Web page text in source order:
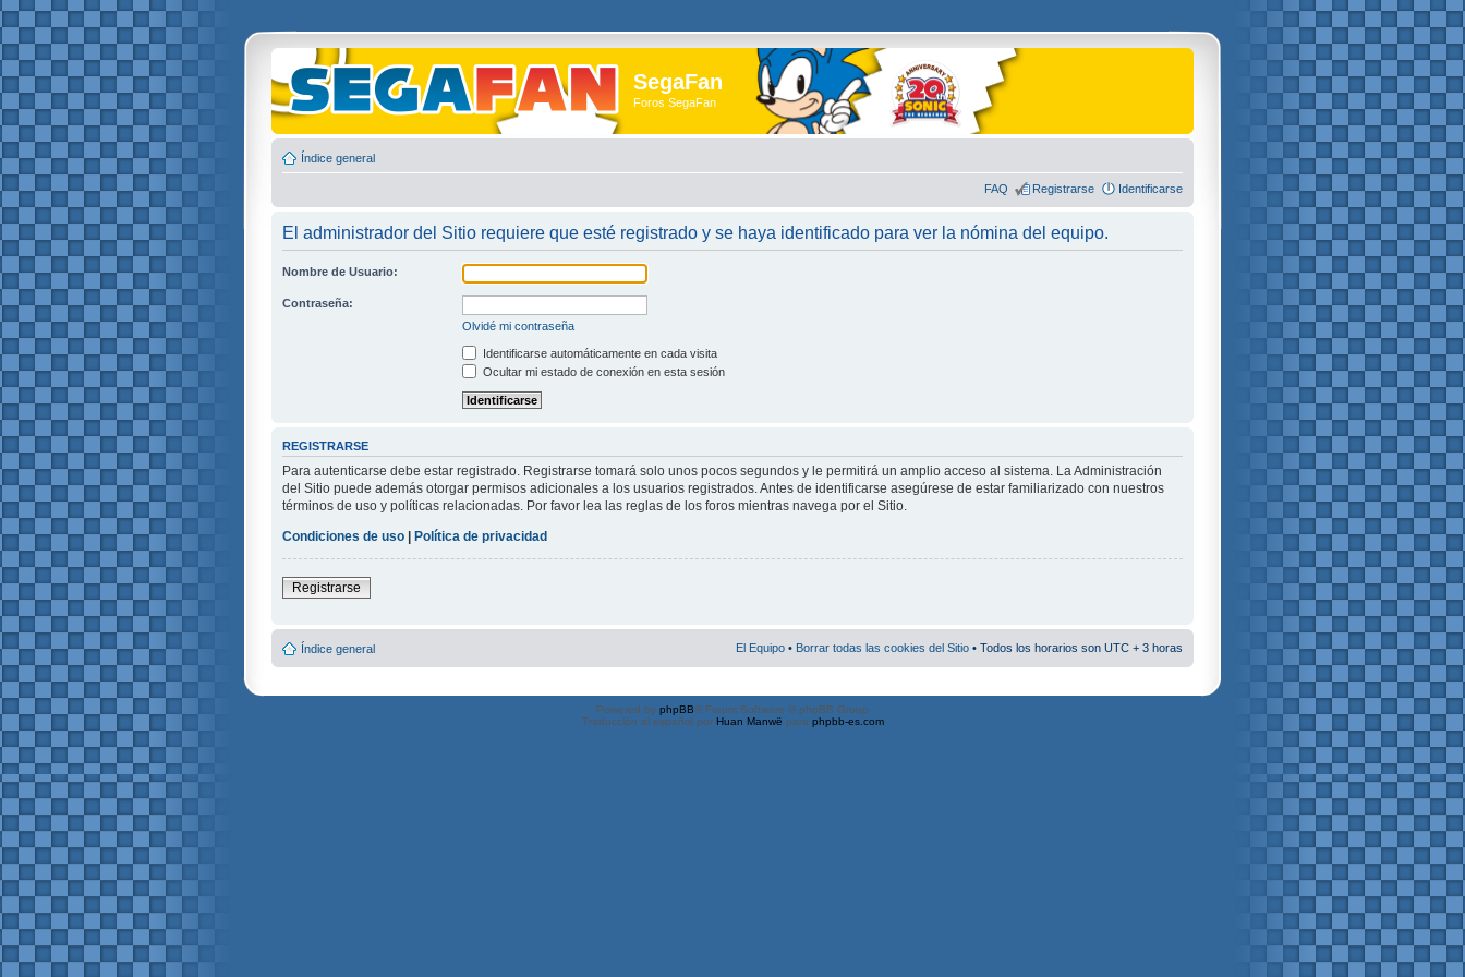
SegaFan
Foros SegaFan
Índice general
FAQ Registrarse Identificarse
El administrador del Sitio requiere que esté registrado y se haya identificado para ver la nómina del equipo.
Nombre de Usuario:
Contraseña:
Olvidé mi contraseña
Identificarse automáticamente en cada visita
Ocultar mi estado de conexión en esta sesión
REGISTRARSE
Para autenticarse debe estar registrado. Registrarse tomará solo unos pocos segundos y le permitirá un amplio acceso al sistema. La Administración
del Sitio puede además otorgar permisos adicionales a los usuarios registrados. Antes de identificarse asegúrese de estar familiarizado con nuestros
términos de uso y políticas relacionadas. Por favor lea las reglas de los foros mientras navega por el Sitio.
Condiciones de uso
Política de privacidad
Registrarse
Índice general El Equipo • Borrar todas las cookies del Sitio • Todos los horarios son UTC + 3 horas
Powered by phpBB® Forum Software © phpBB Group
Traducción al español por Huan Manwë para phpbb-es.com